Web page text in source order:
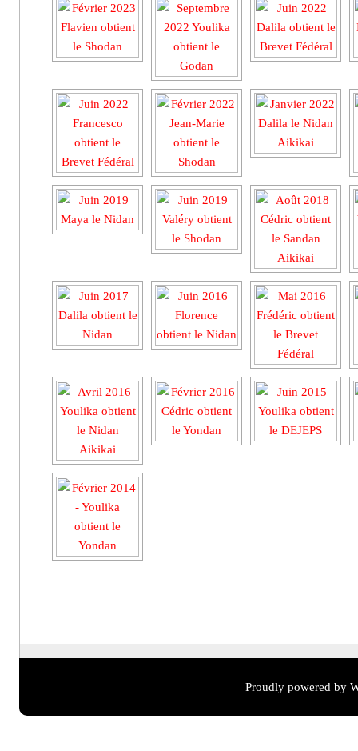
Proudly powered by